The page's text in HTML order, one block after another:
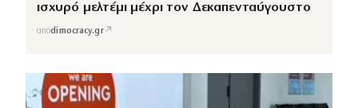
ισχυρό μελτέμι μέχρι τον Δεκαπενταύγουστο
απόdimocracy.gr↗